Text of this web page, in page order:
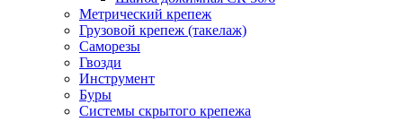
Метрический крепеж
Грузовой крепеж (такелаж)
Саморезы
Гвозди
Инструмент
Буры
Системы скрытого крепежа